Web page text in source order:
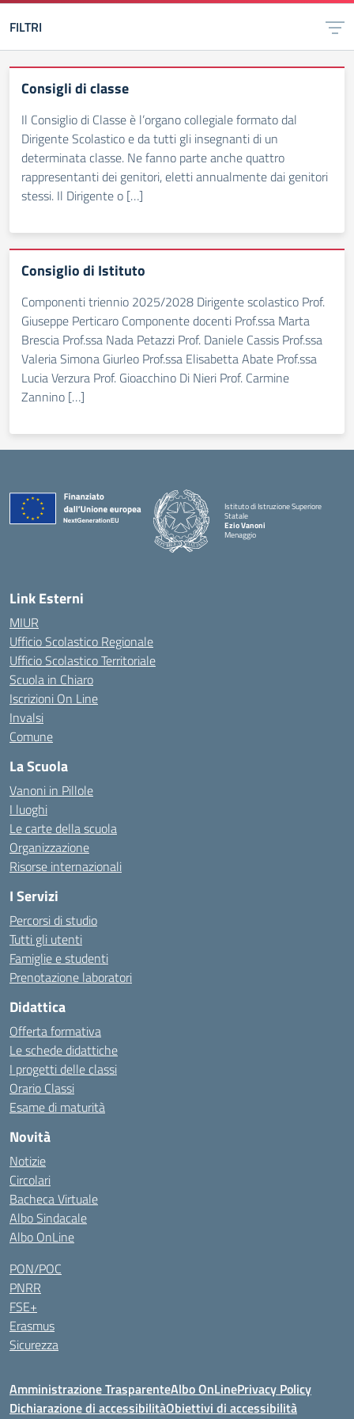
FILTRI
Consigli di classe
Il Consiglio di Classe è l’organo collegiale formato dal
Dirigente Scolastico e da tutti gli insegnanti di un
determinata classe. Ne fanno parte anche quattro
rappresentanti dei genitori, eletti annualmente dai genitori
stessi. Il Dirigente o […]
Consiglio di Istituto
Componenti triennio 2025/2028 Dirigente scolastico Prof.
Giuseppe Perticaro Componente docenti Prof.ssa Marta
Brescia Prof.ssa Nada Petazzi Prof. Daniele Cassis Prof.ssa
Valeria Simona Giurleo Prof.ssa Elisabetta Abate Prof.ssa
Lucia Verzura Prof. Gioacchino Di Nieri Prof. Carmine
Zannino […]
Istituto di Istruzione Superiore
Statale
Ezio Vanoni
Menaggio
— Visita la pagina iniziale della scuola
Link Esterni
MIUR
Ufficio Scolastico Regionale
Ufficio Scolastico Territoriale
Scuola in Chiaro
Iscrizioni On Line
Invalsi
Comune
La Scuola
Vanoni in Pillole
I luoghi
Le carte della scuola
Organizzazione
Risorse internazionali
I Servizi
Percorsi di studio
Tutti gli utenti
Famiglie e studenti
Prenotazione laboratori
Didattica
Offerta formativa
Le schede didattiche
I progetti delle classi
Orario Classi
Esame di maturità
Novità
Notizie
Circolari
Bacheca Virtuale
Albo Sindacale
Albo OnLine
PON/POC
PNRR
FSE+
Erasmus
Sicurezza
Amministrazione TrasparenteAlbo OnLinePrivacy Policy
Dichiarazione di accessibilitàObiettivi di accessibilità